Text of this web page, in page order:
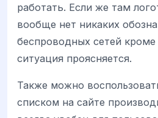
работать. Если же там
вообще нет никаких
беспроводных сетей
ситуация проясняется.
Также можно
списком на сайте